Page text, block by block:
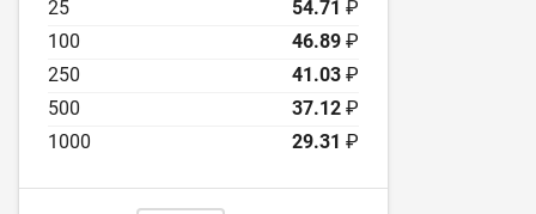
25
54.71 ₽
100
46.89 ₽
250
41.03 ₽
500
37.12 ₽
1000
29.31 ₽